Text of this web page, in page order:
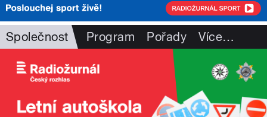
Společnost Program Pořady Více…